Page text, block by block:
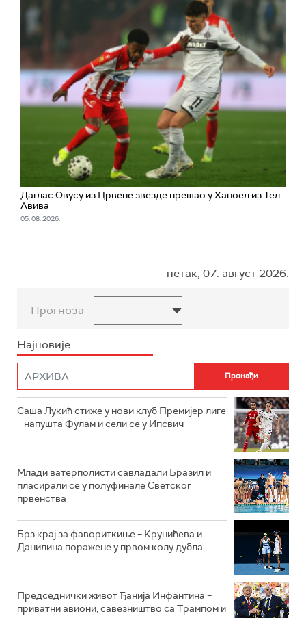
Даглас Овусу из Црвене звезде прешао у Хапоел из Тел
Авива
05. 08. 2026.
петак, 07. август 2026.
Прогноза
Најновије
Саша Лукић стиже у нови клуб Премијер лиге
– напушта Фулам и сели се у Ипсвич
Млади ватерполисти савладали Бразил и
пласирали се у полуфинале Светског
првенства
Брз крај за фавориткиње – Крунићева и
Данилина поражене у првом колу дубла
Председнички живот Ђанија Инфантина –
приватни авиони, савезништво са Трампом и